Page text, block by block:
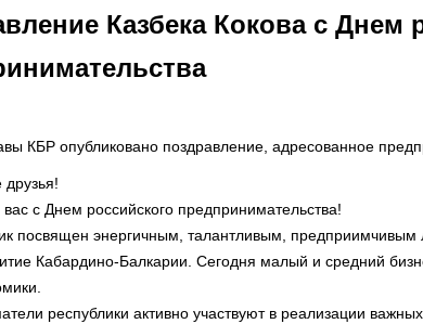
Казбека Кокова с Днем
КБР опубликовано поздравление, адресованное
с Днем российского предпринимательства!
посвящен энергичным, талантливым, предприимчивым
Кабардино-Балкарии. Сегодня малый и средний
республики активно участвуют в реализации